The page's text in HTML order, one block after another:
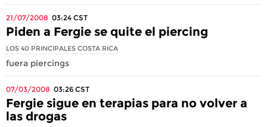
21/07/2008 03:24 CST
Piden a Fergie se quite el piercing
LOS 40 PRINCIPALES COSTA RICA
fuera piercings
07/03/2008 03:26 CST
Fergie sigue en terapias para no volver a
las drogas